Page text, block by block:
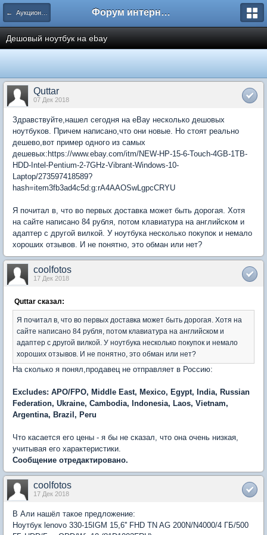
← Аукцион Ebay Форум интернет покупателей
Дешовый ноутбук на ebay
Quttar
07 Дек 2018
Здравствуйте,нашел сегодня на eBay несколько дешовых
ноутбуков. Причем написано,что они новые. Но стоят реально
дешево,вот пример одного из самых
дешевых:https://www.ebay.com/itm/NEW-HP-15-6-Touch-4GB-1TB-
HDD-Intel-Pentium-2-7GHz-Vibrant-Windows-10-
Laptop/273597418589?
hash=item3fb3ad4c5d:g:rA4AAOSwLgpcCRYU
Я почитал в, что во первых доставка может быть дорогая. Хотя
на сайте написано 84 рубля, потом клавиатура на английском и
адаптер с другой вилкой. У ноутбука несколько покупок и немало
хороших отзывов. И не понятно, это обман или нет?
coolfotos
17 Дек 2018
Quttar сказал:
Я почитал в, что во первых доставка может быть дорогая. Хотя на
сайте написано 84 рубля, потом клавиатура на английском и
адаптер с другой вилкой. У ноутбука несколько покупок и немало
хороших отзывов. И не понятно, это обман или нет?
На сколько я понял,продавец не отправляет в Россию:
Excludes: APO/FPO, Middle East, Mexico, Egypt, India, Russian
Federation, Ukraine, Cambodia, Indonesia, Laos, Vietnam,
Argentina, Brazil, Peru
Что касается его цены - я бы не сказал, что она очень низкая,
учитывая его характеристики.
Сообщение отредактировано.
coolfotos
17 Дек 2018
В Али нашёл такое предложение:
Ноутбук lenovo 330-15IGM 15,6'' FHD TN AG 200N/N4000/4 ГБ/500